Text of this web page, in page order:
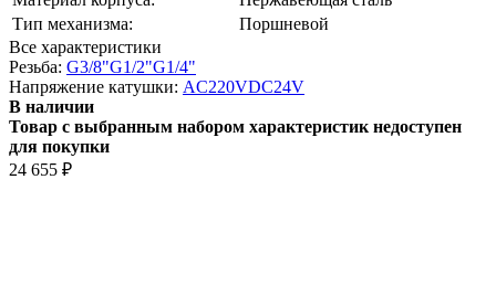
Тип механизма:
Поршневой
Все характеристики
Резьба: G3/8"G1/2"G1/4"
Напряжение катушки: AC220VDC24V
В наличии
Товар с выбранным набором характеристик недоступен
для покупки
24 655 ₽